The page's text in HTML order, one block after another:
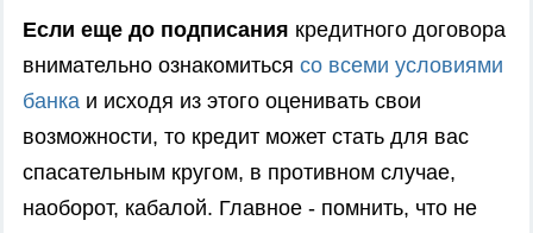
Если еще до подписания кредитного договора
внимательно ознакомиться со всеми условиями
банка и исходя из этого оценивать свои
возможности, то кредит может стать для вас
спасательным кругом, в противном случае,
наоборот, кабалой. Главное - помнить, что не